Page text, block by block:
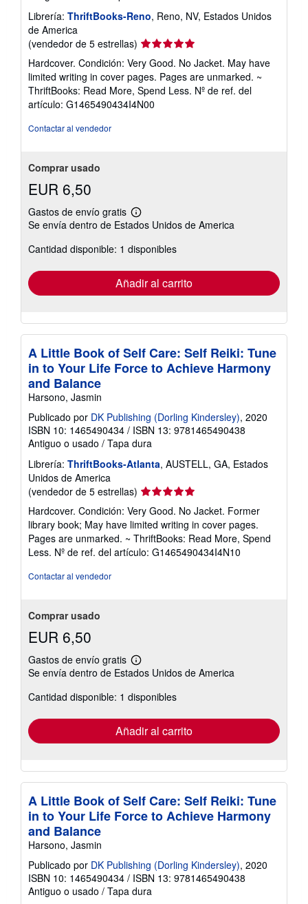
Librería: ThriftBooks-Reno, Reno, NV, Estados Unidos
de America
(vendedor de 5 estrellas) Calificación
del
vendedor:
5
de
5
Hardcover. Condición: Very Good. No Jacket. May have
limited writing in cover pages. Pages are unmarked. ~
ThriftBooks: Read More, Spend Less. Nº de ref. del
artículo: G1465490434I4N00
Contactar al vendedor
Comprar usado
EUR 6,50
Gastos de envío gratis
Más
información
las
tarifas
envío
Se envía dentro de Estados Unidos de America
Cantidad disponible: 1 disponibles
Añadir al carrito
A Little Book of Self Care: Self Reiki: Tune
in to Your Life Force to Achieve Harmony
and Balance
Harsono, Jasmin
Publicado por DK Publishing (Dorling Kindersley), 2020
ISBN 10: 1465490434 / ISBN 13: 9781465490438
Antiguo o usado / Tapa dura
Librería: ThriftBooks-Atlanta, AUSTELL, GA, Estados
Unidos de America
(vendedor de 5 estrellas) Calificación
del
vendedor:
5
de
5
Hardcover. Condición: Very Good. No Jacket. Former
library book; May have limited writing in cover pages.
Pages are unmarked. ~ ThriftBooks: Read More, Spend
Less. Nº de ref. del artículo: G1465490434I4N10
Contactar al vendedor
Comprar usado
EUR 6,50
Gastos de envío gratis
Más
información
las
tarifas
envío
Se envía dentro de Estados Unidos de America
Cantidad disponible: 1 disponibles
Añadir al carrito
A Little Book of Self Care: Self Reiki: Tune
in to Your Life Force to Achieve Harmony
and Balance
Harsono, Jasmin
Publicado por DK Publishing (Dorling Kindersley), 2020
ISBN 10: 1465490434 / ISBN 13: 9781465490438
Antiguo o usado / Tapa dura